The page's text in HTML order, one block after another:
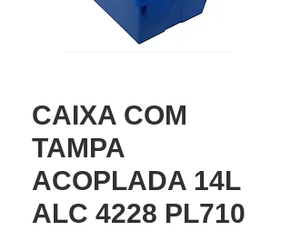
CAIXA COM
TAMPA
ACOPLADA 14L
ALC 4228 PL710